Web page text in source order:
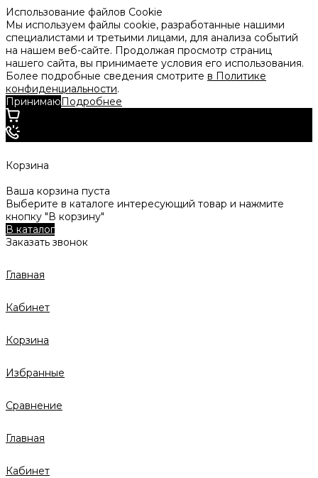
Использование файлов Cookie
Мы используем файлы cookie, разработанные нашими
специалистами и третьими лицами, для анализа событий
на нашем веб-сайте. Продолжая просмотр страниц
нашего сайта, вы принимаете условия его использования.
Более подробные сведения смотрите в Политике
конфиденциальности.
ПринимаюПодробнее
Корзина
Ваша корзина пуста
Выберите в каталоге интересующий товар и нажмите
кнопку "В корзину"
В каталог
Заказать звонок
Главная
Кабинет
Корзина
Избранные
Сравнение
Главная
Кабинет